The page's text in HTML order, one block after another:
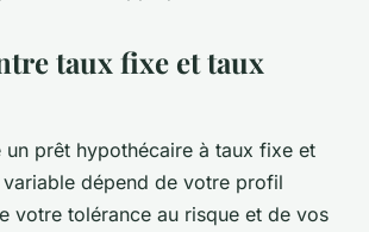
taux fixe et taux
un prêt hypothécaire à taux fixe et
dépend de votre profil
votre tolérance au risque et de vos